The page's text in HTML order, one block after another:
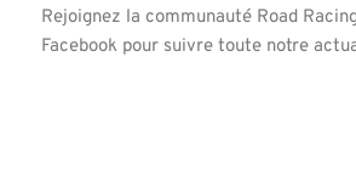
Rejoignez la communauté Road
Facebook pour suivre toute notre